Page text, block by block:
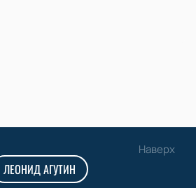
Наверх
ЛЕОНИД АГУТИН